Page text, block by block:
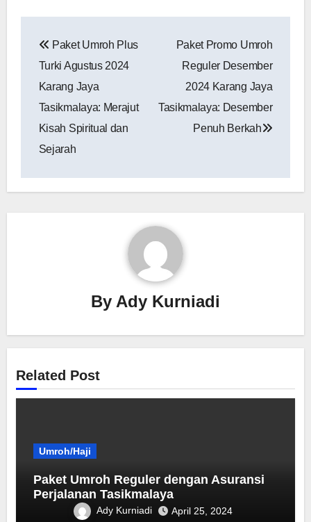
pos
Paket Umroh Plus
Turki Agustus 2024
Karang Jaya
Tasikmalaya: Merajut
Kisah Spiritual dan
Sejarah
Paket Promo Umroh
Reguler Desember
2024 Karang Jaya
Tasikmalaya: Desember
Penuh Berkah
By Ady Kurniadi
Related Post
Umroh/Haji
Paket Umroh Reguler dengan Asuransi
Perjalanan Tasikmalaya
Ady Kurniadi April 25, 2024